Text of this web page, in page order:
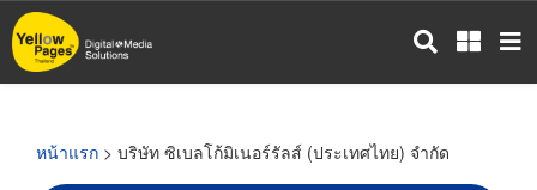
ข้าม
ไป
หน้าแรก > บริษัท ซิเบลโก้มิเนอร์รัลส์ (ประเทศไทย) จำกัด